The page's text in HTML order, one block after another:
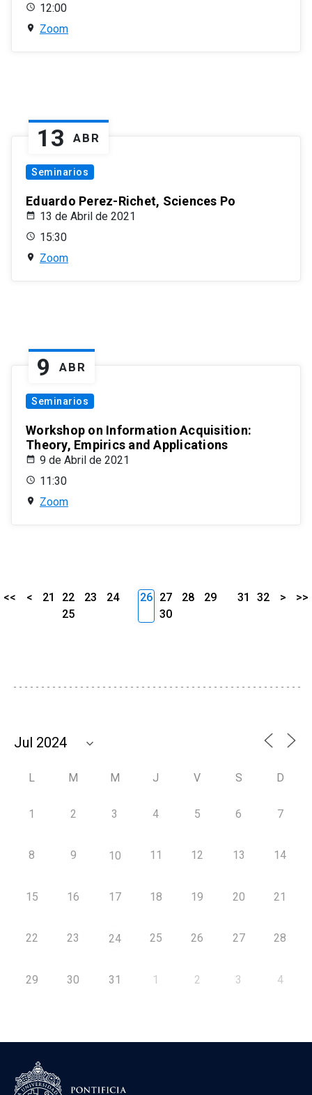
12:00
Zoom
13 ABR
Seminarios
Eduardo Perez-Richet, Sciences Po
13 de Abril de 2021
15:30
Zoom
9 ABR
Seminarios
Workshop on Information Acquisition:
Theory, Empirics and Applications
9 de Abril de 2021
11:30
Zoom
<< < 21 22 23
24
25
26 27 28
29
30
31 32 > >>
L M M J V S D
1 2 3 4 5 6 7
8 9 10 11 12 13 14
15 16 17 18 19 20 21
22 23 24 25 26 27 28
29 30 31 1 2 3 4